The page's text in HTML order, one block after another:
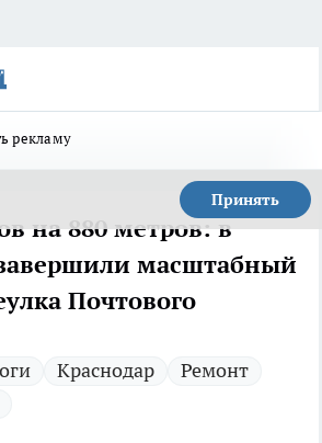
рекламу
Принять
на 880 метров: в
масштабный
Почтового
Краснодар
Ремонт